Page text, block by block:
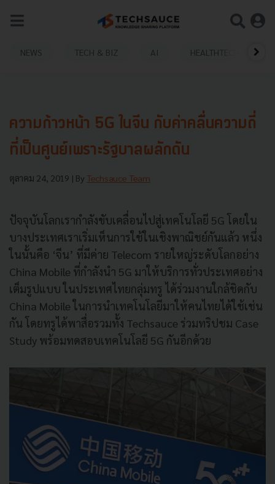
NEWS TECH & BIZ AI HEALTHTECH
ความก้าวหน้า 5G ในจีน กับค่าคลื่นความถี่
ที่เป็นศูนย์เพราะรัฐบาลผลักดัน
ตุลาคม 24, 2019 | By Techsauce Team
ปัจจุบันโลกเรากำลังขับเคลื่อนไปสู่เทคโนโลยี 5G โดยใน
บางประเทศเราเริ่มเห็นการใช้ในเชิงพาณิชย์กันแล้ว หนึ่ง
ในนั้นคือ ‘จีน’ ที่มีค่าย Telecom รายใหญ่ระดับโลกอย่าง
China Mobile ที่กำลังนำ 5G มาให้บริการทั่วประเทศอย่าง
เต็มรูปแบบ ในประเทศไทยกลุ่มทรู ได้ร่วมงานใกล้ชิดกับ
China Mobile ในการนำเทคโนโลยีมาให้คนไทยได้ใช้เช่น
กัน โดยทรูได้พาสื่อรวมทั้ง Techsauce ร่วมทริปชม Case
Study พร้อมทดสอบเทคโนโลยี 5G กันอีกด้วย